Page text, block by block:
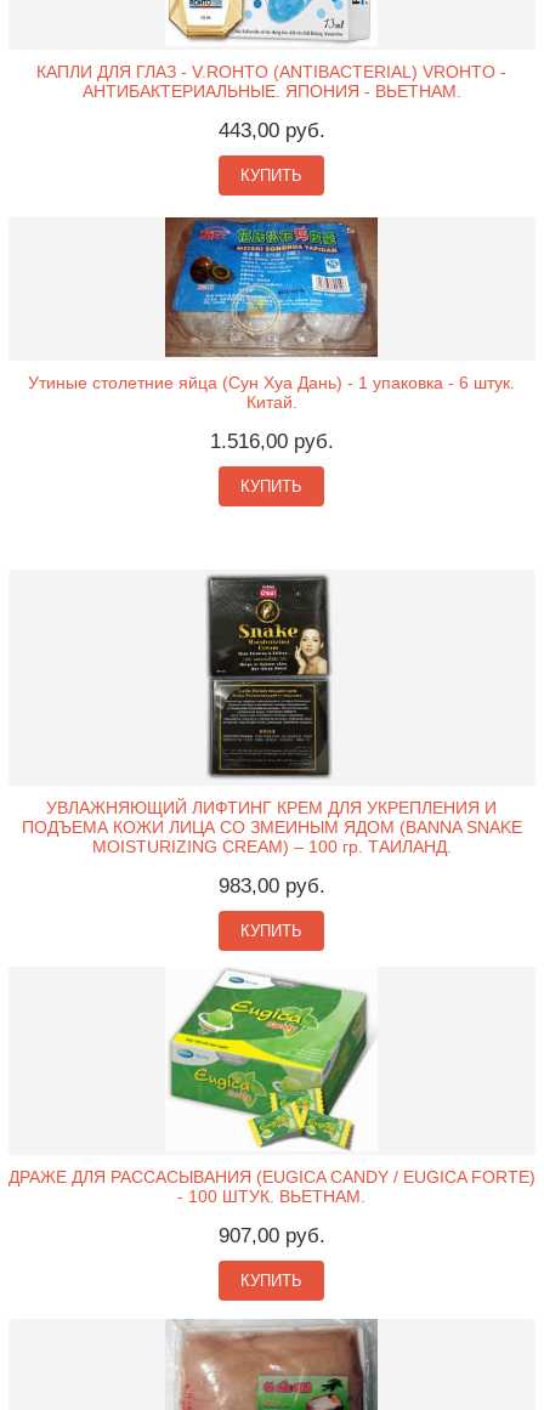
КАПЛИ ДЛЯ ГЛАЗ - V.ROHTO (ANTIBACTERIAL) VROHTO -
АНТИБАКТЕРИАЛЬНЫЕ. ЯПОНИЯ - ВЬЕТНАМ.
443,00 руб.
КУПИТЬ
Утиные столетние яйца (Сун Хуа Дань) - 1 упаковка - 6 штук.
Китай.
1.516,00 руб.
КУПИТЬ
УВЛАЖНЯЮЩИЙ ЛИФТИНГ КРЕМ ДЛЯ УКРЕПЛЕНИЯ И
ПОДЪЕМА КОЖИ ЛИЦА СО ЗМЕИНЫМ ЯДОМ (BANNA SNAKE
MOISTURIZING CREAM) – 100 гр. ТАИЛАНД.
983,00 руб.
КУПИТЬ
ДРАЖЕ ДЛЯ РАССАСЫВАНИЯ (EUGICA CANDY / EUGICA FORTE)
- 100 ШТУК. ВЬЕТНАМ.
907,00 руб.
КУПИТЬ